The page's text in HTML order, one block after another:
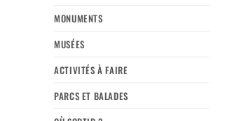
MONUMENTS
MUSÉES
ACTIVITÉS À FAIRE
PARCS ET BALADES